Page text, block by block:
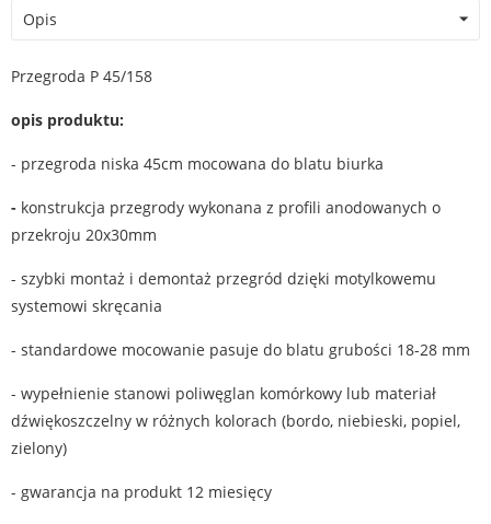
Opis
Przegroda P 45/158
opis produktu:
- przegroda niska 45cm mocowana do blatu biurka
- konstrukcja przegrody wykonana z profili anodowanych o
przekroju 20x30mm
- szybki montaż i demontaż przegród dzięki motylkowemu
systemowi skręcania
- standardowe mocowanie pasuje do blatu grubości 18-28 mm
- wypełnienie stanowi poliwęglan komórkowy lub materiał
dźwiękoszczelny w różnych kolorach (bordo, niebieski, popiel,
zielony)
- gwarancja na produkt 12 miesięcy